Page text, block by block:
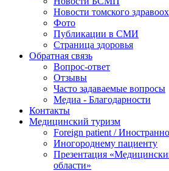
Новости томского
Фото
Публикации в СМИ
Страница здоровья
Обратная связь
Вопрос-ответ
Отзывы
Часто задаваемые вопросы
Медиа - Благодарности
Контакты
Медицинский туризм
Foreign patient /
Иногороднему пациенту
Презентация
области»